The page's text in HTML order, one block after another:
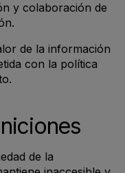
y colaboración de
de la información
con la política
de la